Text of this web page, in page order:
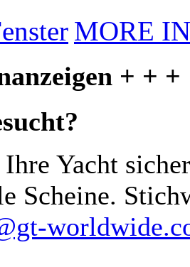
MORE
+ + +
Yacht
Scheine.